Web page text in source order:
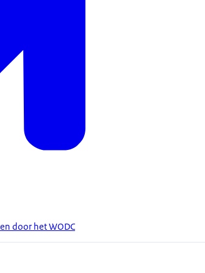
door het WODC